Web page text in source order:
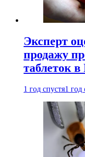
Эксперт
продажу
таблеток
1 год спустя1 год